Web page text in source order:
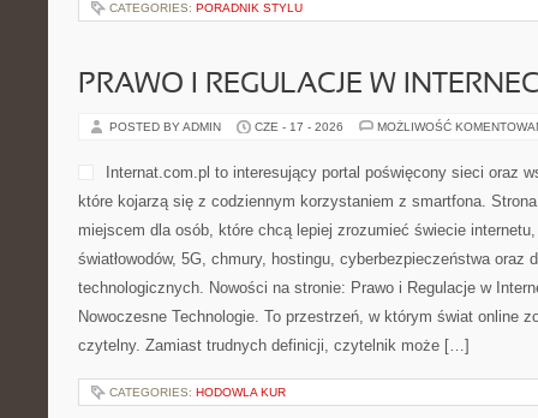
CATEGORIES: PORADNIK STYLU
PRAWO I REGULACJE W
POSTED BY ADMIN CZE - 17 - 2026 MOŻLIWOŚĆ
Internat.com.pl to interesujący portal poświęcony sieci oraz
które kojarzą się z codziennym korzystaniem z smartfona.
miejscem dla osób, które chcą lepiej zrozumieć świecie
światłowodów, 5G, chmury, hostingu, cyberbezpieczeństwa oraz
technologicznych. Nowości na stronie: Prawo i Regulacje w
Nowoczesne Technologie. To przestrzeń, w którym świat online
czytelny. Zamiast trudnych definicji, czytelnik może […]
CATEGORIES: HODOWLA KUR